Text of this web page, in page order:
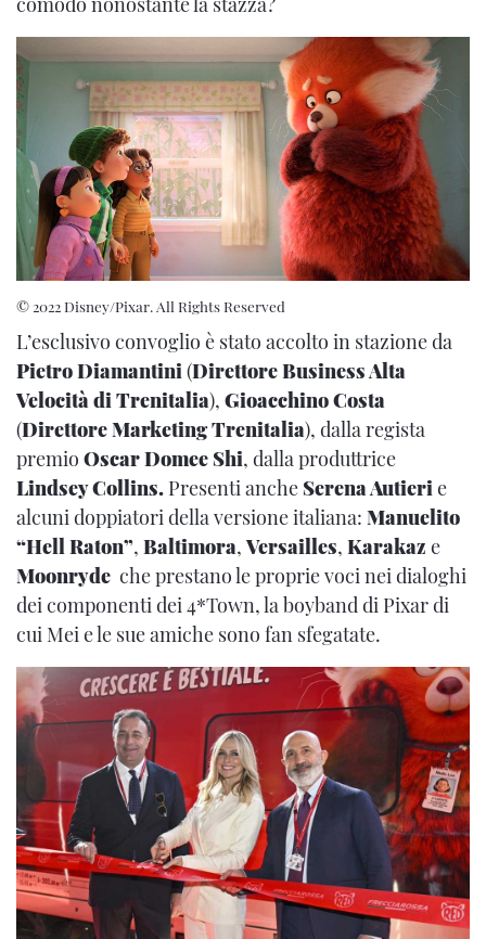
© 2022 Disney/Pixar. All Rights Reserved
L’esclusivo convoglio è stato accolto in stazione da
Pietro Diamantini(Direttore Business Alta
Velocità di Trenitalia), Gioacchino Costa
(Direttore Marketing Trenitalia), dalla regista
premio Oscar Domee Shi, dalla produttrice
Lindsey Collins. Presenti anche Serena Autierie
alcuni doppiatori della versione italiana: Manuelito
“Hell Raton”, Baltimora,Versailles, Karakaz e
Moonryde che prestano le proprie voci nei dialoghi
dei componenti dei 4*Town, la boyband di Pixar di
cui Mei e le sue amiche sono fan sfegatate.